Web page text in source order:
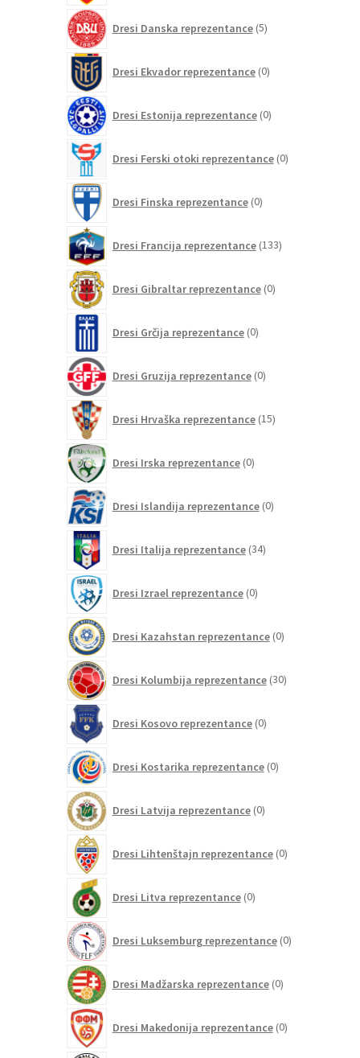
Dresi Danska reprezentance 5izdelkov
Dresi Ekvador reprezentance 0izdelkov
Dresi Estonija reprezentance 0izdelkov
Dresi Ferski otoki reprezentance 0izdelkov
Dresi Finska reprezentance 0izdelkov
Dresi Francija reprezentance 133izdelkov
Dresi Gibraltar reprezentance 0izdelkov
Dresi Grčija reprezentance 0izdelkov
Dresi Gruzija reprezentance 0izdelkov
Dresi Hrvaška reprezentance 15izdelkov
Dresi Irska reprezentance 0izdelkov
Dresi Islandija reprezentance 0izdelkov
Dresi Italija reprezentance 34izdelkov
Dresi Izrael reprezentance 0izdelkov
Dresi Kazahstan reprezentance 0izdelkov
Dresi Kolumbija reprezentance 30izdelkov
Dresi Kosovo reprezentance 0izdelkov
Dresi Kostarika reprezentance 0izdelkov
Dresi Latvija reprezentance 0izdelkov
Dresi Lihtenštajn reprezentance 0izdelkov
Dresi Litva reprezentance 0izdelkov
Dresi Luksemburg reprezentance 0izdelkov
Dresi Madžarska reprezentance 0izdelkov
Dresi Makedonija reprezentance 0izdelkov